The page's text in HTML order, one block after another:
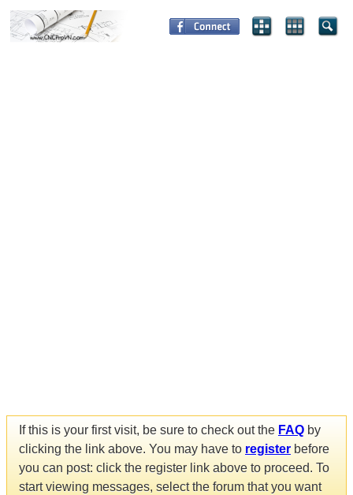
If this is your first visit, be sure to check out the FAQ by
clicking the link above. You may have to register before
you can post: click the register link above to proceed. To
start viewing messages, select the forum that you want